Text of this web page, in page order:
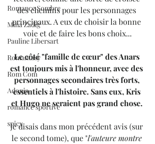
Romance Sombre
Mina Zadig
Pauline Libersart
Romantasy
Rom Com
Adonia
romance sportive
spicy
des chemins pour les personnages
principaux. A eux de choisir la bonne
voie et de faire les bons choix...
Le côté "famille de cœur" des Anars
est toujours mis à l'honneur, avec des
personnages secondaires très forts,
essentiels à l'histoire. Sans eux, Kris
et Hugo ne seraient pas grand chose.
Je disais dans mon précédent avis (sur
le second tome), que "l'auteure montre